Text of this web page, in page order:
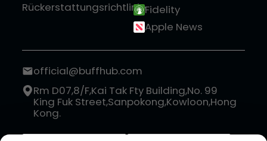
RückerstattungsrichtlinieFidelity
Apple News
official@buffhub.com
Rm D07,8/F,Kai Tak Fty Building,No. 99
King Fuk Street,Sanpokong,Kowloon,Hong
Kong.